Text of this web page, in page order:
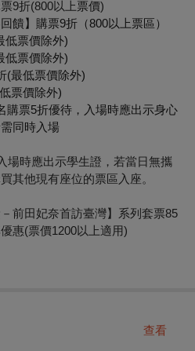
9折(800以上票價)
饋】購票9折（800以上票區）
低票價除外)
低票價除外)
(最低票價除外)
票價除外)
票5折優待，入場時應出示身心
同時入場
場時應出示學生證，若當日無攜
其他現有座位的票區入座。
前田妃奈首訪臺灣】系列套票85
惠(票價1200以上適用)
查看